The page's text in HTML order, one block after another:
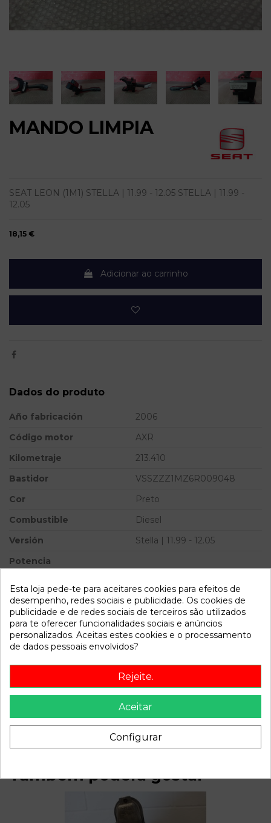
MANDO LIMPIA
SEAT LEON (1M1) STELLA | 11.99 - 12.05 STELLA | 11.99 -
12.05
18,15 €
Adicionar ao carrinho
Dados do produto
Año fabricación
2006
Código motor
AXR
Kilometraje
213.410
Bastidor
VSSZZZ1MZ6R009048
Cor
Preto
Combustible
Diesel
Versión
Stella | 11.99 - 12.05
Potencia
12.05
Referência 806864
Disponível a partir de: 2022-04-04
Recambio de mando limpia para seat leon (1m1) stella |
11.99 - 12.05 stella | 11.99 - 12.05 referencia OEM IAM
Também poderá gostar
Esta loja pede-te para aceitares cookies para efeitos de
desempenho, redes sociais e publicidade. Os cookies de
publicidade e de redes sociais de terceiros são utilizados
para te oferecer funcionalidades sociais e anúncios
personalizados. Aceitas estes cookies e o processamento
de dados pessoais envolvidos?
Rejeite.
Aceitar
Configurar